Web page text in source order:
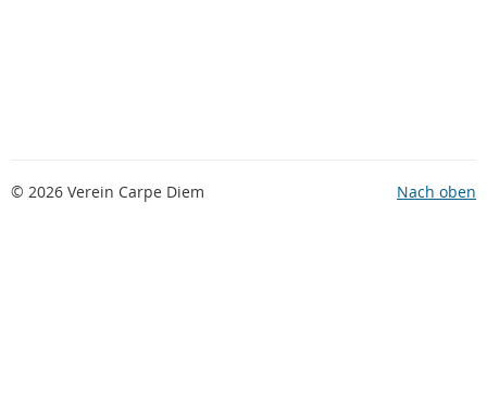
Nach oben
© 2026 Verein Carpe Diem